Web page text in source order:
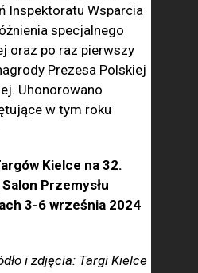
Inspektoratu Wsparcia
specjalnego
oraz po raz pierwszy
Prezesa Polskiej
Uhonorowano
w tym roku
Kielce na 32.
Przemysłu
3-6 września 2024
i zdjęcia: Targi Kielce